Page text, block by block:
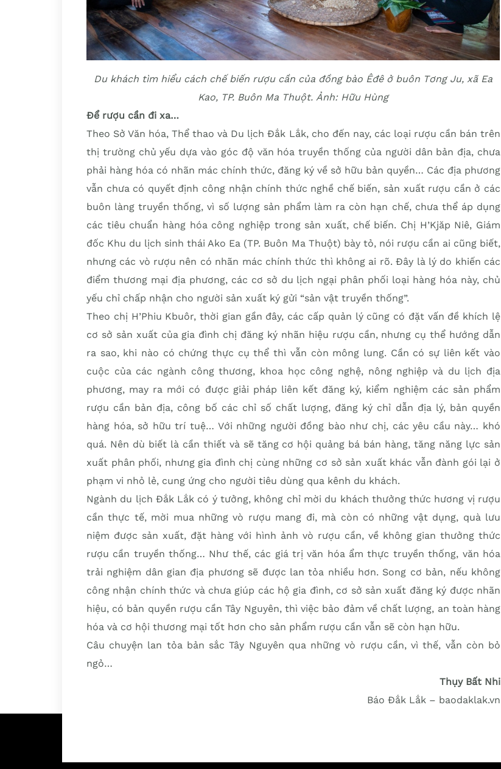
Du khách tìm hiểu cách chế biến rượu cần của đồng bào Êđê ở buôn Tơng Ju, xã Ea
Kao, TP. Buôn Ma Thuột. Ảnh: Hữu Hùng
Để rượu cần đi xa…
Theo Sở Văn hóa, Thể thao và Du lịch Đắk Lắk, cho đến nay, các loại rượu cần bán trên
thị trường chủ yếu dựa vào góc độ văn hóa truyền thống của người dân bản địa, chưa
phải hàng hóa có nhãn mác chính thức, đăng ký về sở hữu bản quyền… Các địa phương
vẫn chưa có quyết định công nhận chính thức nghề chế biến, sản xuất rượu cần ở các
buôn làng truyền thống, vì số lượng sản phẩm làm ra còn hạn chế, chưa thể áp dụng
các tiêu chuẩn hàng hóa công nghiệp trong sản xuất, chế biến. Chị H’Kjăp Niê, Giám
đốc Khu du lịch sinh thái Ako Ea (TP. Buôn Ma Thuột) bày tỏ, nói rượu cần ai cũng biết,
nhưng các vò rượu nên có nhãn mác chính thức thì không ai rõ. Đây là lý do khiến các
điểm thương mại địa phương, các cơ sở du lịch ngại phân phối loại hàng hóa này, chủ
yếu chỉ chấp nhận cho người sản xuất ký gửi “sản vật truyền thống”.
Theo chị H’Phiu Kbuôr, thời gian gần đây, các cấp quản lý cũng có đặt vấn đề khích lệ
cơ sở sản xuất của gia đình chị đăng ký nhãn hiệu rượu cần, nhưng cụ thể hướng dẫn
ra sao, khi nào có chứng thực cụ thể thì vẫn còn mông lung. Cần có sự liên kết vào
cuộc của các ngành công thương, khoa học công nghệ, nông nghiệp và du lịch địa
phương, may ra mới có được giải pháp liên kết đăng ký, kiểm nghiệm các sản phẩm
rượu cần bản địa, công bố các chỉ số chất lượng, đăng ký chỉ dẫn địa lý, bản quyền
hàng hóa, sở hữu trí tuệ… Với những người đồng bào như chị, các yêu cầu này… khó
quá. Nên dù biết là cần thiết và sẽ tăng cơ hội quảng bá bán hàng, tăng năng lực sản
xuất phân phối, nhưng gia đình chị cùng những cơ sở sản xuất khác vẫn đành gói lại ở
phạm vi nhỏ lẻ, cung ứng cho người tiêu dùng qua kênh du khách.
Ngành du lịch Đắk Lắk có ý tưởng, không chỉ mời du khách thưởng thức hương vị rượu
cần thực tế, mời mua những vò rượu mang đi, mà còn có những vật dụng, quà lưu
niệm được sản xuất, đặt hàng với hình ảnh vò rượu cần, về không gian thưởng thức
rượu cần truyền thống… Như thế, các giá trị văn hóa ẩm thực truyền thống, văn hóa
trải nghiệm dân gian địa phương sẽ được lan tỏa nhiều hơn. Song cơ bản, nếu không
công nhận chính thức và chưa giúp các hộ gia đình, cơ sở sản xuất đăng ký được nhãn
hiệu, có bản quyền rượu cần Tây Nguyên, thì việc bảo đảm về chất lượng, an toàn hàng
hóa và cơ hội thương mại tốt hơn cho sản phẩm rượu cần vẫn sẽ còn hạn hữu.
Câu chuyện lan tỏa bản sắc Tây Nguyên qua những vò rượu cần, vì thế, vẫn còn bỏ
ngỏ…
Thụy Bất Nhi
Báo Đắk Lắk – baodaklak.vn